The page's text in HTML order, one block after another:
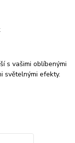
s vašimi oblíbenými
světelnými efekty.